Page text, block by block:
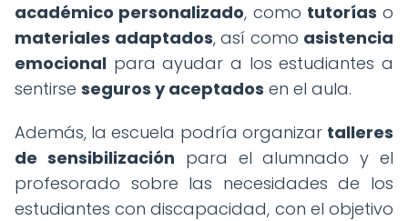
académico personalizado, como tutorías o
materiales adaptados, así como asistencia
emocional para ayudar a los estudiantes a
sentirse seguros y aceptados en el aula.
Además, la escuela podría organizar talleres
de sensibilización para el alumnado y el
profesorado sobre las necesidades de los
estudiantes con discapacidad, con el objetivo